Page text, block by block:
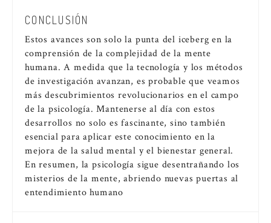
CONCLUSIÓN
Estos avances son solo la punta del iceberg en la
comprensión de la complejidad de la mente
humana. A medida que la tecnología y los métodos
de investigación avanzan, es probable que veamos
más descubrimientos revolucionarios en el campo
de la psicología. Mantenerse al día con estos
desarrollos no solo es fascinante, sino también
esencial para aplicar este conocimiento en la
mejora de la salud mental y el bienestar general.
En resumen, la psicología sigue desentrañando los
misterios de la mente, abriendo nuevas puertas al
entendimiento humano